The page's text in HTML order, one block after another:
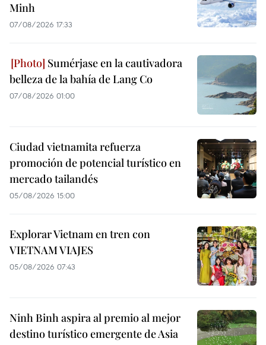
Minh
07/08/2026 17:33
Sumérjase en la cautivadora
belleza de la bahía de Lang Co
07/08/2026 01:00
Ciudad vietnamita refuerza
promoción de potencial turístico en
mercado tailandés
05/08/2026 15:00
Explorar Vietnam en tren con
VIETNAM VIAJES
05/08/2026 07:43
Ninh Binh aspira al premio al mejor
destino turístico emergente de Asia